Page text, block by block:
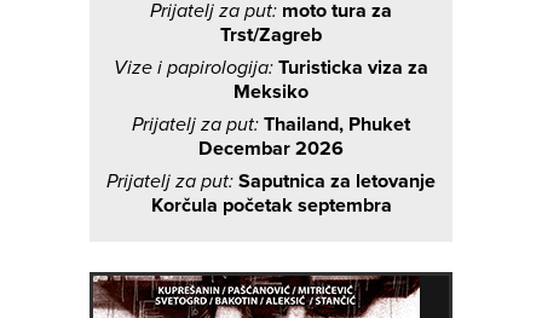
Prijatelj za put: moto tura za
Trst/Zagreb
Vize i papirologija: Turisticka viza za
Meksiko
Prijatelj za put: Thailand, Phuket
Decembar 2026
Prijatelj za put: Saputnica za letovanje
Korčula početak septembra